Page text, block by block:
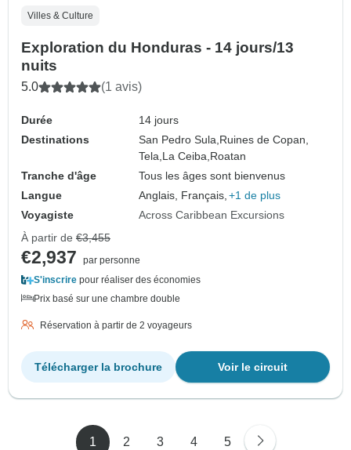
Villes & Culture
Exploration du Honduras - 14 jours/13
nuits
5.0 (1 avis)
Durée
14 jours
Destinations
San Pedro Sula,Ruines de Copan,
Tela,La Ceiba,Roatan
Tranche d'âge
Tous les âges sont bienvenus
Langue
Anglais, Français, +1 de plus
Voyagiste
Across Caribbean Excursions
À partir de €3,455
€2,937
par personne
S'inscrire pour réaliser des économies
Prix basé sur une chambre double
Réservation à partir de 2 voyageurs
Voir le circuit
Télécharger la brochure
1 2 3 4 5